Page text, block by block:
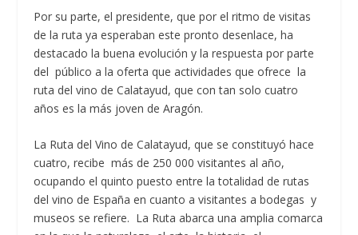
Por su parte, el presidente, que por el ritmo de visitas
de la ruta ya esperaban este pronto desenlace, ha
destacado la buena evolución y la respuesta por parte
del público a la oferta que actividades que ofrece la
ruta del vino de Calatayud, que con tan solo cuatro
años es la más joven de Aragón.
La Ruta del Vino de Calatayud, que se constituyó hace
cuatro, recibe más de 250 000 visitantes al año,
ocupando el quinto puesto entre la totalidad de rutas
del vino de España en cuanto a visitantes a bodegas y
museos se refiere. La Ruta abarca una amplia comarca